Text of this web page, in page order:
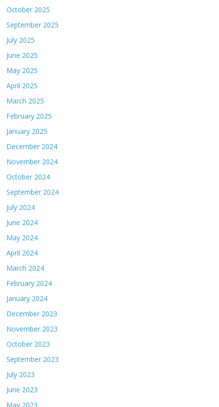
October 2025
September 2025
July 2025
June 2025
May 2025
April 2025
March 2025
February 2025
January 2025
December 2024
November 2024
October 2024
September 2024
July 2024
June 2024
May 2024
April 2024
March 2024
February 2024
January 2024
December 2023
November 2023
October 2023
September 2023
July 2023
June 2023
May 2023